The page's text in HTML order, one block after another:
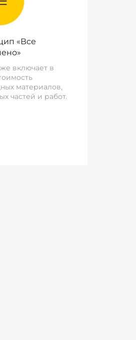
«Все
включает в
материалов,
частей и работ.